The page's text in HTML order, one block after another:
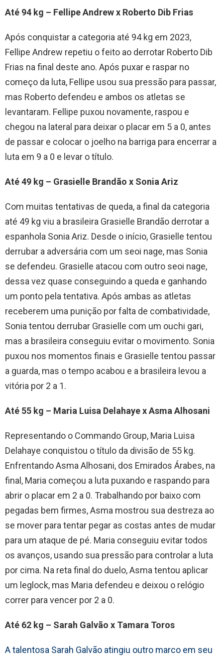
Até 94 kg – Fellipe Andrew x Roberto Dib Frias
Após conquistar a categoria até 94 kg em 2023,
Fellipe Andrew repetiu o feito ao derrotar Roberto Dib
Frias na final deste ano. Após puxar e raspar no
começo da luta, Fellipe usou sua pressão para passar,
mas Roberto defendeu e ambos os atletas se
levantaram. Fellipe puxou novamente, raspou e
chegou na lateral para deixar o placar em 5 a 0, antes
de passar e colocar o joelho na barriga para encerrar a
luta em 9 a 0 e levar o título.
Até 49 kg – Grasielle Brandão x Sonia Ariz
Com muitas tentativas de queda, a final da categoria
até 49 kg viu a brasileira Grasielle Brandão derrotar a
espanhola Sonia Ariz. Desde o início, Grasielle tentou
derrubar a adversária com um seoi nage, mas Sonia
se defendeu. Grasielle atacou com outro seoi nage,
dessa vez quase conseguindo a queda e ganhando
um ponto pela tentativa. Após ambas as atletas
receberem uma punição por falta de combatividade,
Sonia tentou derrubar Grasielle com um ouchi gari,
mas a brasileira conseguiu evitar o movimento. Sonia
puxou nos momentos finais e Grasielle tentou passar
a guarda, mas o tempo acabou e a brasileira levou a
vitória por 2 a 1.
Até 55 kg – Maria Luisa Delahaye x Asma Alhosani
Representando o Commando Group, Maria Luisa
Delahaye conquistou o título da divisão de 55 kg.
Enfrentando Asma Alhosani, dos Emirados Árabes, na
final, Maria começou a luta puxando e raspando para
abrir o placar em 2 a 0. Trabalhando por baixo com
pegadas bem firmes, Asma mostrou sua destreza ao
se mover para tentar pegar as costas antes de mudar
para um ataque de pé. Maria conseguiu evitar todos
os avanços, usando sua pressão para controlar a luta
por cima. Na reta final do duelo, Asma tentou aplicar
um leglock, mas Maria defendeu e deixou o relógio
correr para vencer por 2 a 0.
Até 62 kg – Sarah Galvão x Tamara Toros
A talentosa Sarah Galvão atingiu outro marco em seu